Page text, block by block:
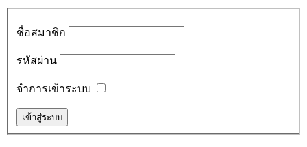
ชื่อสมาชิก
รหัสผ่าน
จำการเข้าระบบ